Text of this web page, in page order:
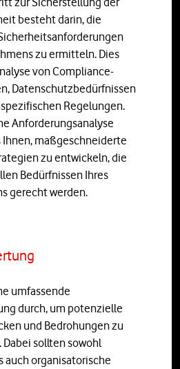
besteht darin, die
zu ermitteln. Dies
von Compliance-
Datenschutzbedürfnissen
Regelungen.
Anforderungsanalyse
maßgeschneiderte
zu entwickeln, die
Bedürfnissen Ihres
gerecht werden.
umfassende
durch, um potenzielle
und Bedrohungen zu
sollten sowohl
auch organisatorische